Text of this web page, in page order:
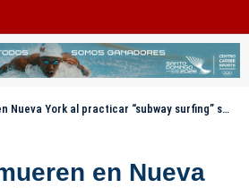
York al practicar “subway surfing” sobre un tren
en Nueva